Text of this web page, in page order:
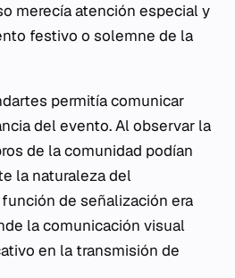
merecía atención especial y
festivo o solemne de la
permitía comunicar
del evento. Al observar la
de la comunidad podían
la naturaleza del
de señalización era
la comunicación visual
en la transmisión de